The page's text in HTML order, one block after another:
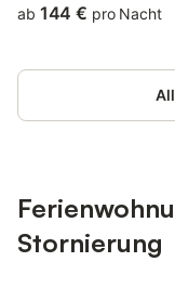
accommodation is 4.
ab 144 € pro Nacht
Stornierung